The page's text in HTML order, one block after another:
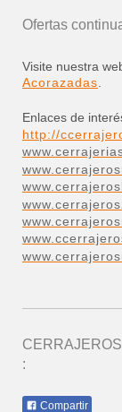
Ofertas
Visite nuestra
Acorazadas
Enlaces de
http://
:
Compartir